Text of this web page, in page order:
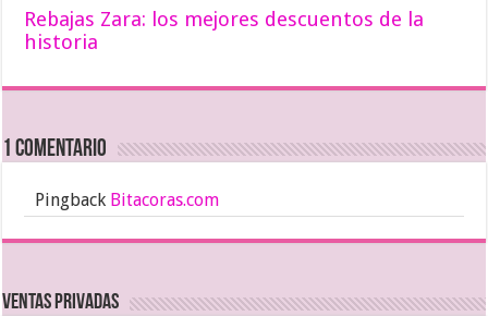
Rebajas Zara: los mejores descuentos de la
historia
1 comentario
Pingback Bitacoras.com
Ventas Privadas